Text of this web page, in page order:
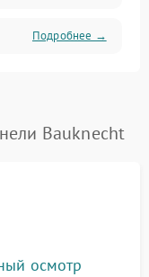
Подробнее →
Bauknecht
осмотр